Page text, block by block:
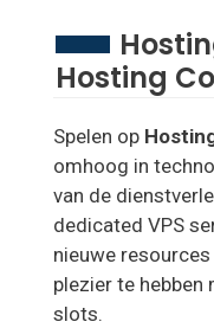
Hosting
Spelen op
omhoog in
van de
dedicated VPS
nieuwe
plezier te hebben
slots.